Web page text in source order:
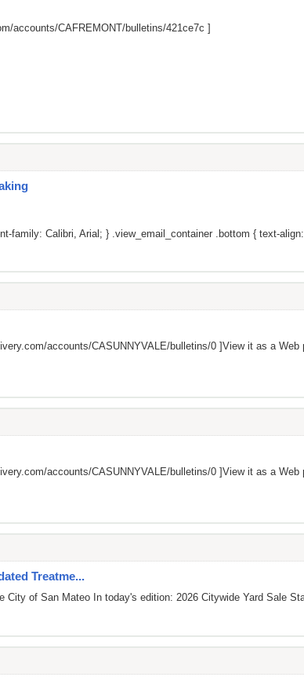
accounts/CAFREMONT/bulletins/421ce7c ]
family: Calibri, Arial; } .view_email_container .bottom { text-
accounts/CASUNNYVALE/bulletins/0 ]View it as a Web
accounts/CASUNNYVALE/bulletins/0 ]View it as a Web
Treatme...
of San Mateo In today's edition: 2026 Citywide Yard Sale